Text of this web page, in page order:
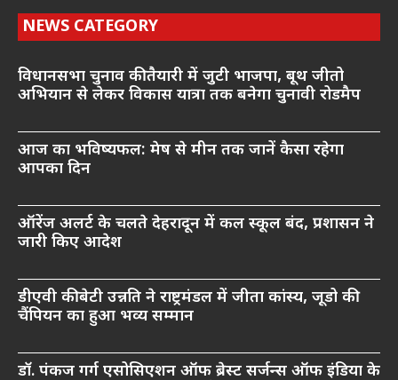
NEWS CATEGORY
विधानसभा चुनाव की तैयारी में जुटी भाजपा, बूथ जीतो
अभियान से लेकर विकास यात्रा तक बनेगा चुनावी रोडमैप
आज का भविष्यफल: मेष से मीन तक जानें कैसा रहेगा
आपका दिन
ऑरेंज अलर्ट के चलते देहरादून में कल स्कूल बंद, प्रशासन ने
जारी किए आदेश
डीएवी की बेटी उन्नति ने राष्ट्रमंडल में जीता कांस्य, जूडो की
चैंपियन का हुआ भव्य सम्मान
डॉ. पंकज गर्ग एसोसिएशन ऑफ ब्रेस्ट सर्जन्स ऑफ इंडिया के